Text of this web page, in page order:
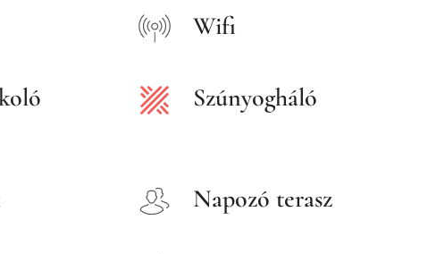
Wifi
Szúnyogháló
Napozó terasz